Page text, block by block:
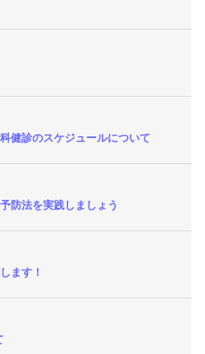
健診のスケジュールについて
防法を実践しましょう
ます！